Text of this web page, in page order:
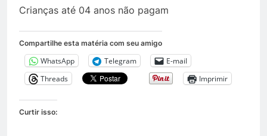
Crianças até 04 anos não pagam
Compartilhe esta matéria com seu amigo
WhatsApp Telegram
E-mail
Threads
Imprimir
Curtir isso: